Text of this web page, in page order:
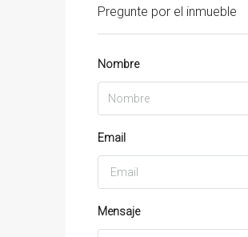
Pregunte por el inmueble
Nombre
Email
Mensaje